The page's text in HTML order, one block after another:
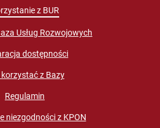
z BUR
Usług Rozwojowych
dostępności
z Bazy
Regulamin
niezgodności z KPON